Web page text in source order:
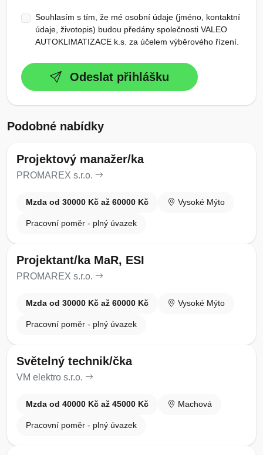
Souhlasím s tím, že mé osobní údaje (jméno, kontaktní
údaje, životopis) budou předány společnosti VALEO
AUTOKLIMATIZACE k.s. za účelem výběrového řízení.
Odeslat přihlášku
Podobné nabídky
Projektový manažer/ka
PROMAREX s.r.o.
Mzda od 30000 Kč až 60000 Kč Vysoké Mýto
Pracovní poměr - plný úvazek
Projektant/ka MaR, ESI
PROMAREX s.r.o.
Mzda od 30000 Kč až 60000 Kč Vysoké Mýto
Pracovní poměr - plný úvazek
Světelný technik/čka
VM elektro s.r.o.
Mzda od 40000 Kč až 45000 Kč Machová
Pracovní poměr - plný úvazek